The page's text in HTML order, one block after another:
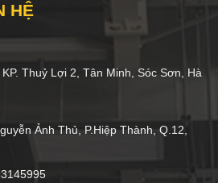
HỆ
Thuỷ Lợi 2, Tân Minh, Sóc Sơn, Hà
Ảnh Thủ, P.Hiệp Thành, Q.12,